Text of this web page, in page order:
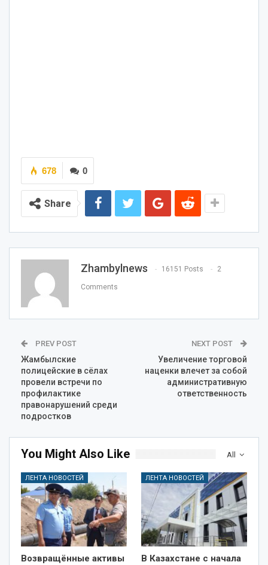
0
678
Share
Zhambylnews 16151 Posts 2
Comments
PREV POST
Жамбылские
полицейские в сёлах
провели встречи по
профилактике
правонарушений среди
подростков
NEXT POST
Увеличение торговой
наценки влечет за собой
административную
ответственность
All
You Might Also Like
ЛЕНТА НОВОСТЕЙ
Возвращённые активы
ЛЕНТА НОВОСТЕЙ
В Казахстане с начала